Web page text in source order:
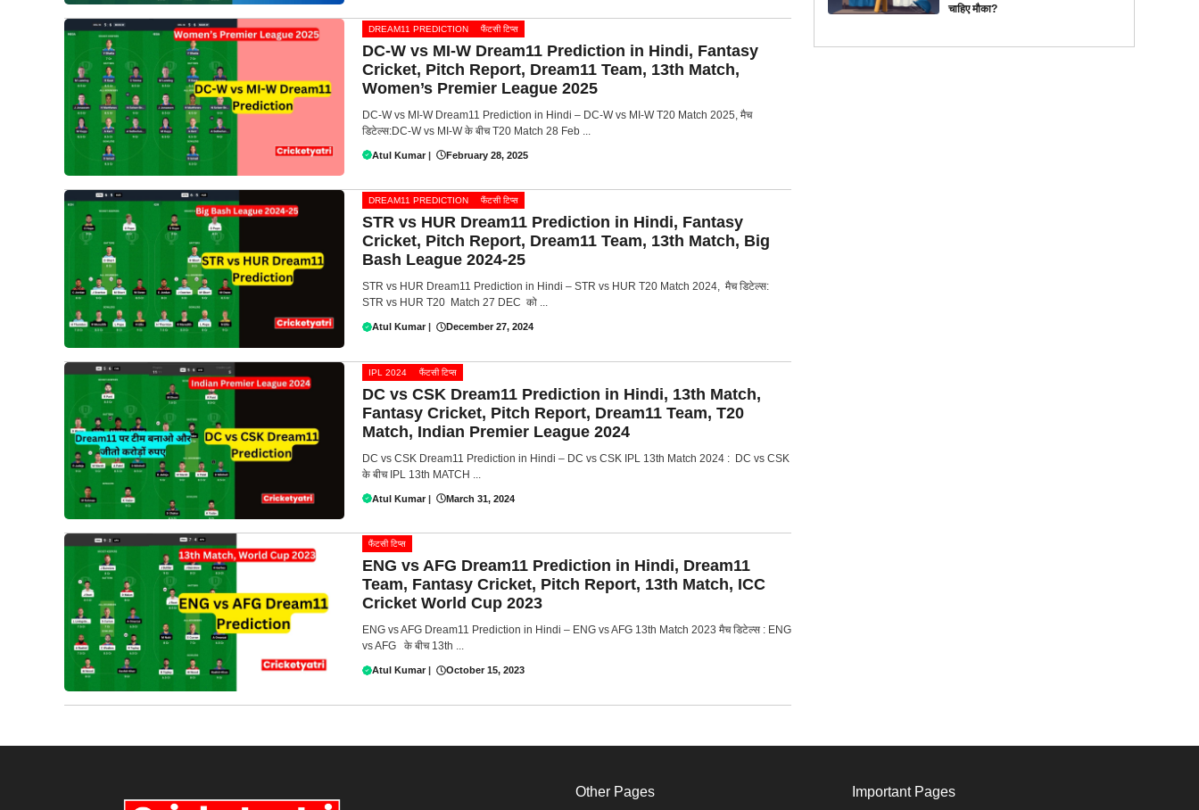
DREAM11 PREDICTION फैंटसी टिप्स
DC-W vs MI-W Dream11 Prediction in Hindi, Fantasy
Cricket, Pitch Report, Dream11 Team, 13th Match,
Women’s Premier League 2025
DC-W vs MI-W Dream11 Prediction in Hindi – DC-W vs MI-W T20 Match 2025, मैच
डिटेल्स:DC-W vs MI-W के बीच T20 Match 28 Feb ...
Atul Kumar | February 28, 2025
DREAM11 PREDICTION फैंटसी टिप्स
STR vs HUR Dream11 Prediction in Hindi, Fantasy
Cricket, Pitch Report, Dream11 Team, 13th Match, Big
Bash League 2024-25
STR vs HUR Dream11 Prediction in Hindi – STR vs HUR T20 Match 2024, मैच डिटेल्स:
STR vs HUR T20 Match 27 DEC को ...
Atul Kumar | December 27, 2024
IPL 2024 फैंटसी टिप्स
DC vs CSK Dream11 Prediction in Hindi, 13th Match,
Fantasy Cricket, Pitch Report, Dream11 Team, T20
Match, Indian Premier League 2024
DC vs CSK Dream11 Prediction in Hindi – DC vs CSK IPL 13th Match 2024 : DC vs CSK
के बीच IPL 13th MATCH ...
Atul Kumar | March 31, 2024
फैंटसी टिप्स
ENG vs AFG Dream11 Prediction in Hindi, Dream11
Team, Fantasy Cricket, Pitch Report, 13th Match, ICC
Cricket World Cup 2023
ENG vs AFG Dream11 Prediction in Hindi – ENG vs AFG 13th Match 2023 मैच डिटेल्स : ENG
vs AFG के बीच 13th ...
Atul Kumar October 15, 2023
चाहिए मौका?
Other Pages Important Pages